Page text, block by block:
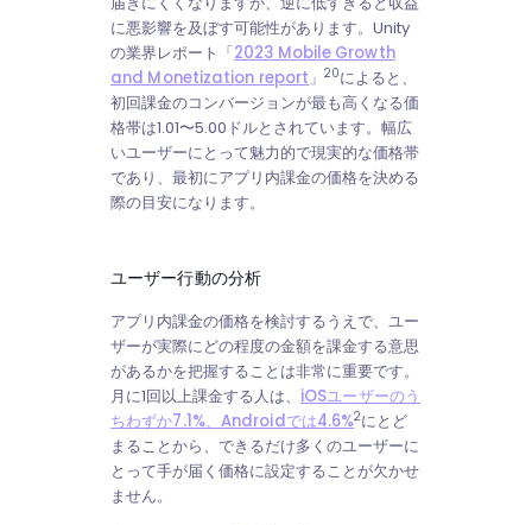
に悪影響を及ぼす可能性があります。Unity
の業界レポート「2023 Mobile Growth
and Monetization report」20によると、
初回課金のコンバージョンが最も高くなる価
格帯は1.01〜5.00ドルとされています。幅広
いユーザーにとって魅力的で現実的な価格帯
であり、最初にアプリ内課金の価格を決める
際の目安になります。
ユーザー行動の分析
アプリ内課金の価格を検討するうえで、ユー
ザーが実際にどの程度の金額を課金する意思
があるかを把握することは非常に重要です。
月に1回以上課金する人は、 iOSユーザーのう
ちわずか7.1%、Androidでは4.6%2にとど
まることから、できるだけ多くのユーザーに
とって手が届く価格に設定することが欠かせ
ません。